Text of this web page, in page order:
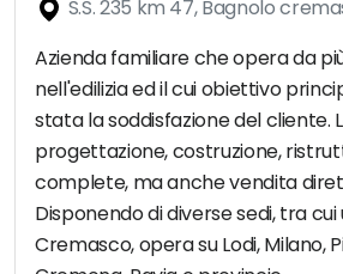
S.S. 235 km 47, Bagnolo
Azienda familiare che opera da
nell'edilizia ed il cui obiettivo
stata la soddisfazione del cliente.
progettazione, costruzione,
complete, ma anche vendita
Disponendo di diverse sedi, tra
Cremasco, opera su Lodi, Milano,